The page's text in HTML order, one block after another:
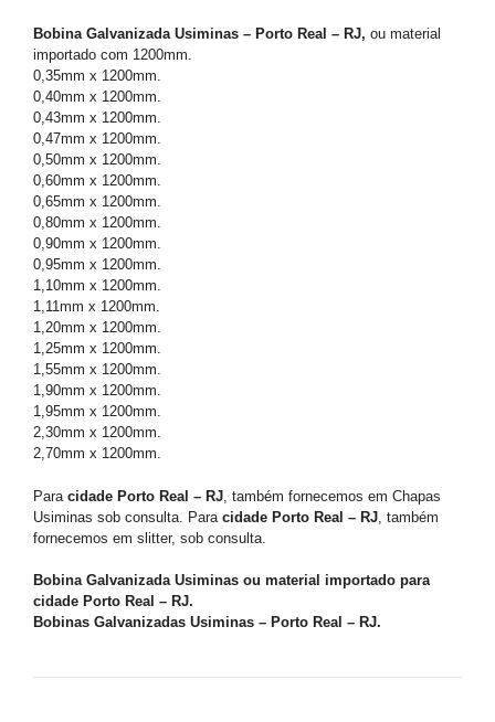
Bobina Galvanizada Usiminas – Porto Real – RJ, ou material
importado com 1200mm.
0,35mm x 1200mm.
0,40mm x 1200mm.
0,43mm x 1200mm.
0,47mm x 1200mm.
0,50mm x 1200mm.
0,60mm x 1200mm.
0,65mm x 1200mm.
0,80mm x 1200mm.
0,90mm x 1200mm.
0,95mm x 1200mm.
1,10mm x 1200mm.
1,11mm x 1200mm.
1,20mm x 1200mm.
1,25mm x 1200mm.
1,55mm x 1200mm.
1,90mm x 1200mm.
1,95mm x 1200mm.
2,30mm x 1200mm.
2,70mm x 1200mm.
Para cidade Porto Real – RJ , também fornecemos em Chapas
Usiminas sob consulta. Para cidade Porto Real – RJ , também
fornecemos em slitter, sob consulta.
Bobina Galvanizada Usiminas ou material importado para
cidade Porto Real – RJ.
Bobinas Galvanizadas Usiminas – Porto Real – RJ.